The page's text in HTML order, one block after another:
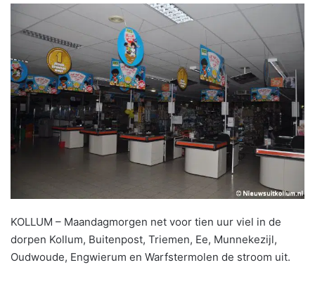
KOLLUM – Maandagmorgen net voor tien uur viel in de
dorpen Kollum, Buitenpost, Triemen, Ee, Munnekezijl,
Oudwoude, Engwierum en Warfstermolen de stroom uit.